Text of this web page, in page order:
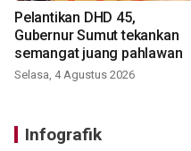
Pelantikan DHD 45,
Gubernur Sumut tekankan
semangat juang pahlawan
Selasa, 4 Agustus 2026
Infografik